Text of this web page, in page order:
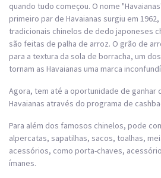
quando tudo começou. O nome
primeiro par de Havaianas surgiu em
tradicionais chinelos de dedo japoneses
são feitas de palha de arroz. O grão de
para a textura da sola de borracha, um
tornam as Havaianas uma marca
Agora, tem até a oportunidade de ganhar
Havaianas através do programa de
Para além dos famosos chinelos, pode
alpercatas, sapatilhas, sacos, toalhas,
acessórios, como porta-chaves,
ímanes.